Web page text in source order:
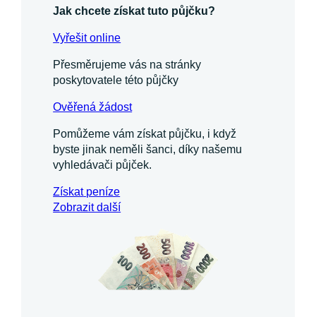
Jak chcete získat tuto půjčku?
Vyřešit online
Přesměrujeme vás na stránky
poskytovatele této půjčky
Ověřená žádost
Pomůžeme vám získat půjčku, i když
byste jinak neměli šanci, díky našemu
vyhledávači půjček.
Získatpeníze
Zobrazit další